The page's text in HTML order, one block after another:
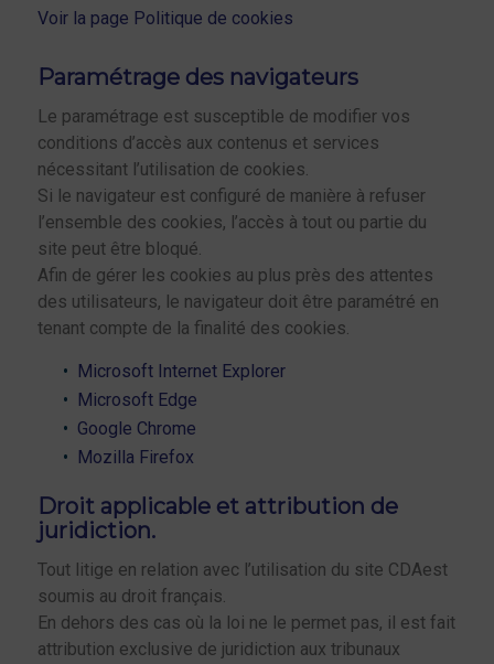
Voir la page Politique de cookies
Paramétrage des navigateurs
Le paramétrage est susceptible de modifier vos
conditions d’accès aux contenus et services
nécessitant l’utilisation de cookies.
Si le navigateur est configuré de manière à refuser
l’ensemble des cookies, l’accès à tout ou partie du
site peut être bloqué.
Afin de gérer les cookies au plus près des attentes
des utilisateurs, le navigateur doit être paramétré en
tenant compte de la finalité des cookies.
Microsoft Internet Explorer
Microsoft Edge
Google Chrome
Mozilla Firefox
Droit applicable et attribution de
juridiction.
Tout litige en relation avec l’utilisation du site CDAest
soumis au droit français.
En dehors des cas où la loi ne le permet pas, il est fait
attribution exclusive de juridiction aux tribunaux